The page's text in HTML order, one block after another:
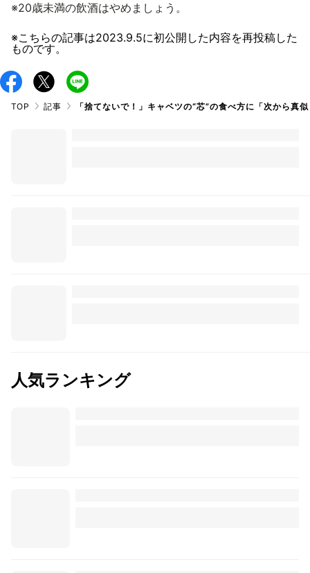
※20歳未満の飲酒はやめましょう。
※こちらの記事は2023.9.5に初公開した内容を再投稿した
ものです。
TOP 記事 「捨てないで！」キャベツの“芯”の食べ方に「次から真
人気ランキング